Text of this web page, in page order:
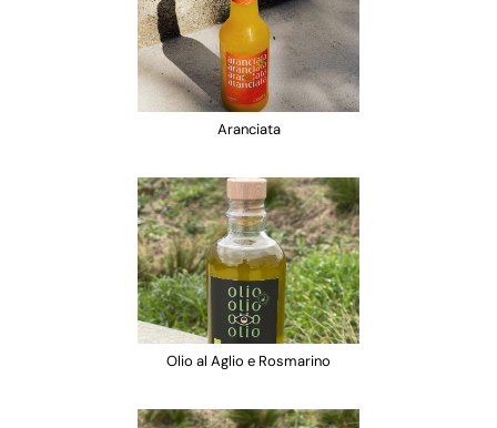
Aranciata
Olio al Aglio e Rosmarino